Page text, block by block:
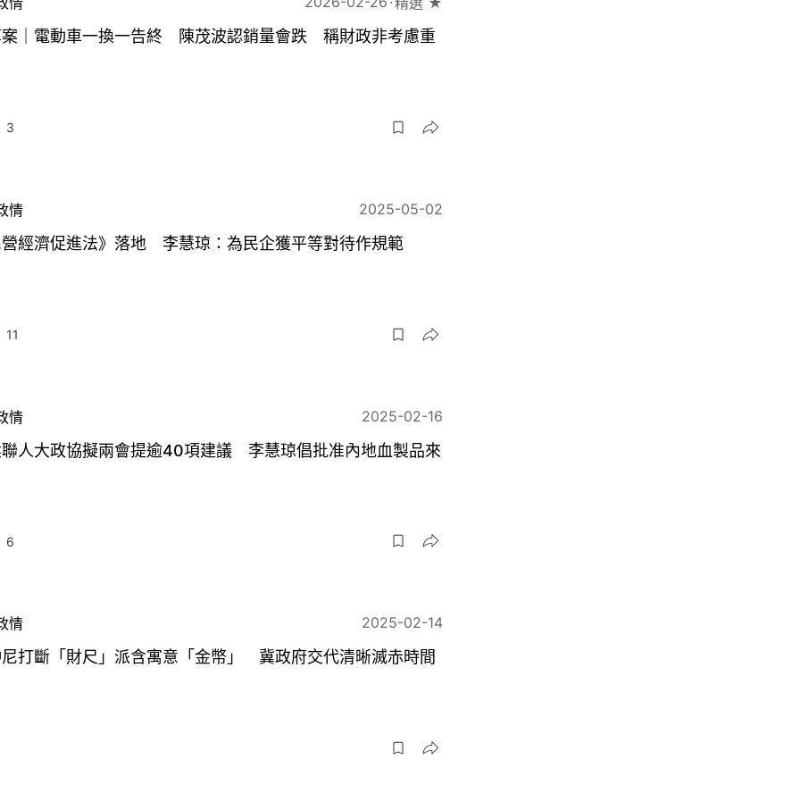
｜電動車一換一告終 陳茂波認銷量會跌 稱財政非考慮重
3
情 2025-05-02
經濟促進法》落地 李慧琼：為民企獲平等對待作規範
11
情 2025-02-16
人大政協擬兩會提逾40項建議 李慧琼倡批准內地血製品來
6
情 2025-02-14
打斷「財尺」派含寓意「金幣」 冀政府交代清晰滅赤時間